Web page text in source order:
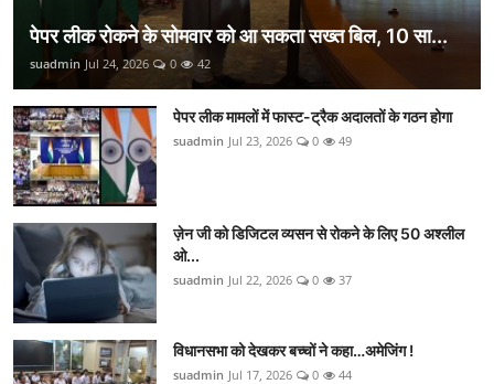
पेपर लीक रोकने के सोमवार को आ सकता सख्त बिल, 10 सा...
suadmin Jul 24, 2026 0 42
पेपर लीक मामलों में फास्ट-ट्रैक अदालतों के गठन होगा
suadmin Jul 23, 2026 0 49
ज़ेन जी को डिजिटल व्यसन से रोकने के लिए 50 अश्लील
ओ...
suadmin Jul 22, 2026 0 37
विधानसभा को देखकर बच्चों ने कहा…अमेजिंग !
suadmin Jul 17, 2026 0 44